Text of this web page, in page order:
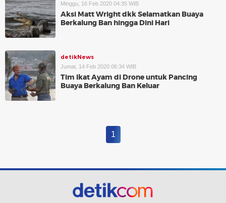
Minggu, 16 Feb 2020 04:35 WIB
Aksi Matt Wright dkk Selamatkan Buaya
Berkalung Ban hingga Dini Hari
detikNews
Jumat, 14 Feb 2020 06:34 WIB
Tim Ikat Ayam di Drone untuk Pancing
Buaya Berkalung Ban Keluar
1